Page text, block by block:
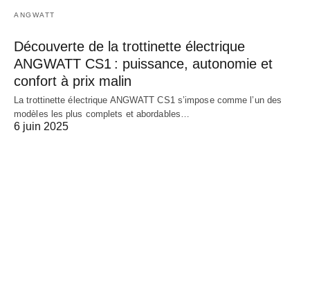
ANGWATT
Découverte de la trottinette électrique
ANGWATT CS1 : puissance, autonomie et
confort à prix malin
La trottinette électrique ANGWATT CS1 s’impose comme l’un des
modèles les plus complets et abordables…
6 juin 2025